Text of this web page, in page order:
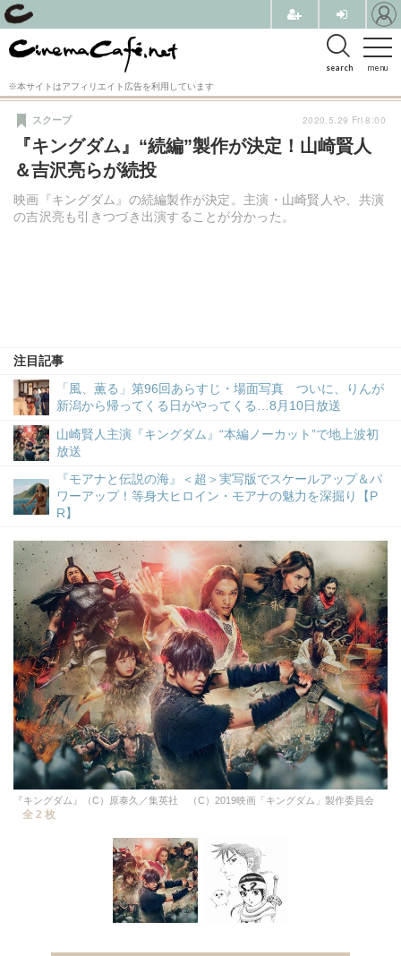
menu
search
※本サイトはアフィリエイト広告を利用しています
『キングダム』“続編”製作が決定！山崎賢人
＆吉沢亮らが続投
映画『キングダム』の続編製作が決定。主演・山崎賢人や、共演
の吉沢亮も引きつづき出演することが分かった。
スクープ
注目記事
「風、薫る」第96回あらすじ・場面写真 ついに、りんが
新潟から帰ってくる日がやってくる…8月10日放送
山崎賢人主演『キングダム』“本編ノーカット”で地上波初
放送
『モアナと伝説の海』＜超＞実写版でスケールアップ＆パ
ワーアップ！等身大ヒロイン・モアナの魅力を深掘り【P
R】
2020.5.29 Fri 8:00
『キングダム』（C）原泰久／集英社 （C）2019映画「キングダム」製作委員会
全 2 枚